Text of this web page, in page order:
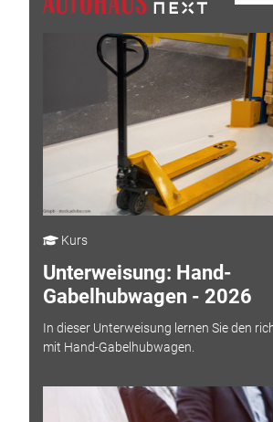
Kurs
Unterweisung: Hand-
Gabelhubwagen - 2026
In dieser Unterweisung lernen Sie den
mit Hand-Gabelhubwagen.